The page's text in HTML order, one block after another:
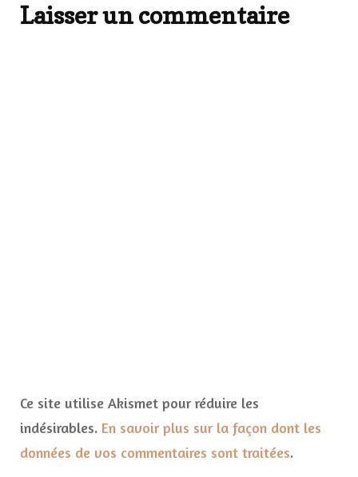
Laisser un commentaire
Ce site utilise Akismet pour réduire les
indésirables. En savoir plus sur la façon dont les
données de vos commentaires sont traitées.